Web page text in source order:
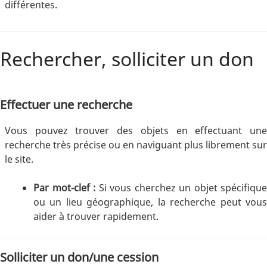
différentes.
Rechercher, solliciter un don
Effectuer une recherche
Vous pouvez trouver des objets en effectuant une
recherche très précise ou en naviguant plus librement sur
le site.
Par mot-clef : Si vous cherchez un objet spécifique
ou un lieu géographique, la recherche peut vous
aider à trouver rapidement.
Solliciter un don/une cession